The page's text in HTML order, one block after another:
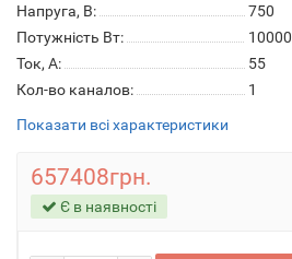
Напруга, В:
750
Потужність Вт:
10000
Ток, А:
55
Кол-во каналов:
1
Показати всі характеристики
657408грн.
Є в наявності